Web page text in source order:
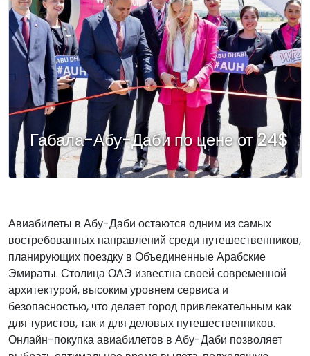
Габала-Абу-Даби по цене от 24$
Авиабилеты в Абу-Даби остаются одним из самых
востребованных направлений среди путешественников,
планирующих поездку в Объединенные Арабские
Эмираты. Столица ОАЭ известна своей современной
архитектурой, высоким уровнем сервиса и
безопасностью, что делает город привлекательным как
для туристов, так и для деловых путешественников.
Онлайн-покупка авиабилетов в Абу-Даби позволяет